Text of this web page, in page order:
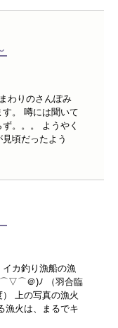
わりのさんぽみ
。 噂には聞いて
。。。 ようやく
頃だったよう
カ釣り漁船の漁
⌒▽⌒＠)ﾉ （羽合臨
上の写真の漁火
漁火は、まるでキ